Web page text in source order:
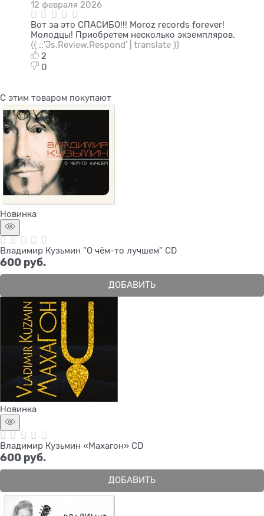
12 февраля 2026
Вот за это СПАСИБО!!! Moroz records forever!
Молодцы! Приобретем несколько экземпляров.
{{ ::'Js.Review.Respond' | translate }}
2
0
С этим товаром покупают
Новинка
Владимир Кузьмин "О чём-то лучшем" CD
600 руб.
ДОБАВИТЬ
Новинка
Владимир Кузьмин «Махагон» CD
600 руб.
ДОБАВИТЬ